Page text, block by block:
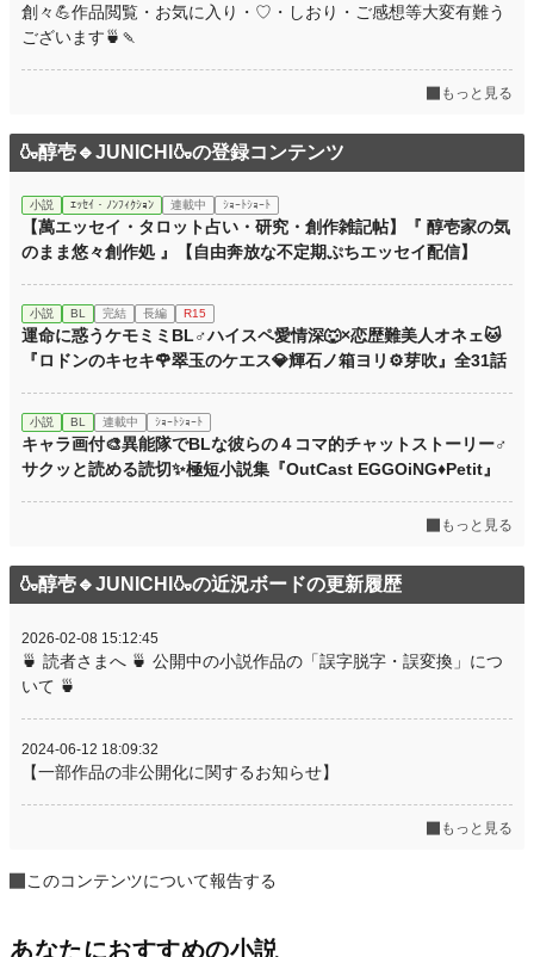
累計ポイント 3,040 pt (146,837 位)
創々💪作品閲覧・お気に入り・♡・しおり・ご感想等大変有難う
ございます🍵🍡
もっと見る
🍶醇壱🔹JUNICHI🍶の登録コンテンツ
小説 ｴｯｾｲ・ﾉﾝﾌｨｸｼｮﾝ 連載中 ｼｮｰﾄｼｮｰﾄ
【萬エッセイ・タロット占い・研究・創作雑記帖】『 醇壱家の気
のまま悠々創作処 』【自由奔放な不定期ぷちエッセイ配信】
小説 BL 完結 長編 R15
運命に惑うケモミミBL♂ハイスペ愛情深🐺×恋歴難美人オネェ🐱
『ロドンのキセキ🌹翠玉のケエス💎輝石ノ箱ヨリ⚙️芽吹』全31話
小説 BL 連載中 ｼｮｰﾄｼｮｰﾄ
キャラ画付🎨異能隊でBLな彼らの４コマ的チャットストーリー♂
サクッと読める読切✨極短小説集『OutCast EGGOiNG♦Petit』
もっと見る
🍶醇壱🔹JUNICHI🍶の近況ボードの更新履歴
2026-02-08 15:12:45
🍵 読者さまへ 🍵 公開中の小説作品の「誤字脱字・誤変換」につ
いて 🍵
2024-06-12 18:09:32
【一部作品の非公開化に関するお知らせ】
もっと見る
このコンテンツについて報告する
あなたにおすすめの小説